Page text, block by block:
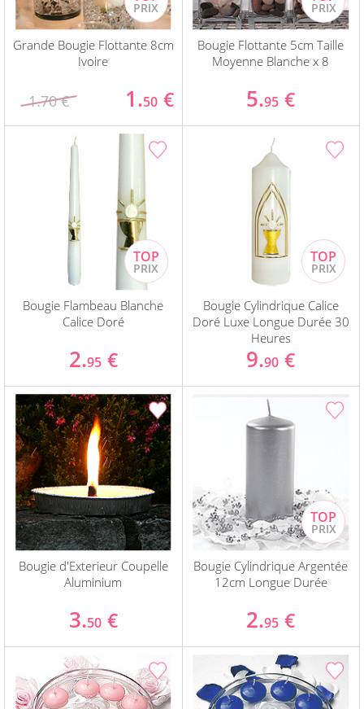
Grande Bougie Flottante 8cm
Ivoire
1.70 € 1.50 €
Bougie Flottante 5cm Taille
Moyenne Blanche x 8
5.95 €
Bougie Flambeau Blanche
Calice Doré
2.95 €
Bougie Cylindrique Calice
Doré Luxe Longue Durée 30
Heures
9.90 €
Bougie d'Exterieur Coupelle
Aluminium
3.50 €
Bougie Cylindrique Argentée
12cm Longue Durée
2.95 €